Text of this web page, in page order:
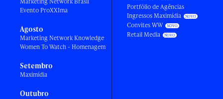
Evento ProXXIma
Agosto
Marketing Network Knowledge
Women To Watch - Homenagem
Setembro
Maximídia
Outubro
Portfólio de Agências
Ingressos Maximídia
Convites WW
Retail Media